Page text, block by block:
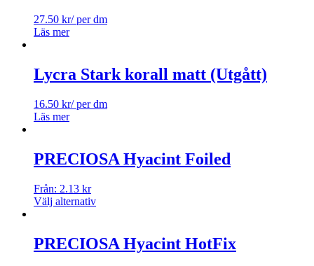
27.50 kr/ per dm
Läs mer
Lycra Stark korall matt (Utgått)
16.50 kr/ per dm
Läs mer
PRECIOSA Hyacint Foiled
Från: 2.13 kr
Välj alternativ
PRECIOSA Hyacint HotFix